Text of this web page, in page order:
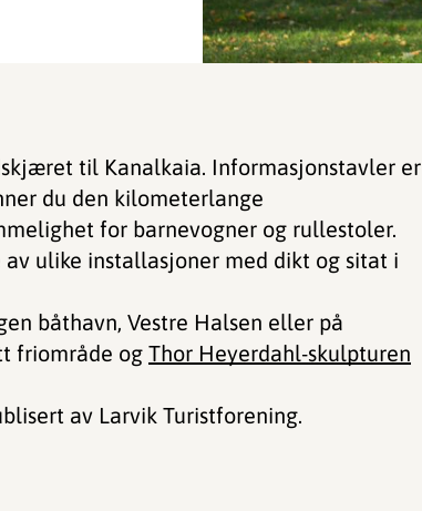
til Kanalkaia. Informasjonstavler er
du den kilometerlange
for barnevogner og rullestoler.
av ulike installasjoner med dikt og sitat i
båthavn, Vestre Halsen eller på
friområde og Thor Heyerdahl-skulpturen
av Larvik Turistforening.